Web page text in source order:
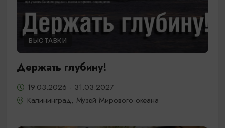
ВЫСТАВКИ
Держать глубину!
19.03.2026 - 31.03.2027
Калининград, Музей Мирового океана